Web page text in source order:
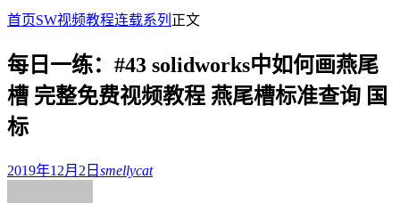
首页SW视频教程连载系列 正文
每日一练：#43 solidworks中如何画燕尾
槽 完整免费视频教程 燕尾槽标准查询 国
标
2019年12月2日 smellycat